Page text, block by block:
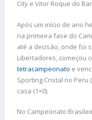
City e Vitor Roque do
Após um início de ano
na primeira fase do
até a decisão, onde foi
Libertadores, começou
tetracampeonato e
Sporting Cristal no Peru
casa (1×0).
No Campeonato